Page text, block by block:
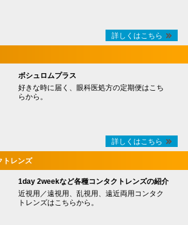
詳しくはこちら
ボシュロムプラス
好きな時に届く、眼科医処方の定期便はこち
らから。
詳しくはこちら
トレンズ
1day 2weekなど各種コンタクトレンズの紹介
近視用／遠視用、乱視用、遠近両用コンタク
トレンズはこちらから。